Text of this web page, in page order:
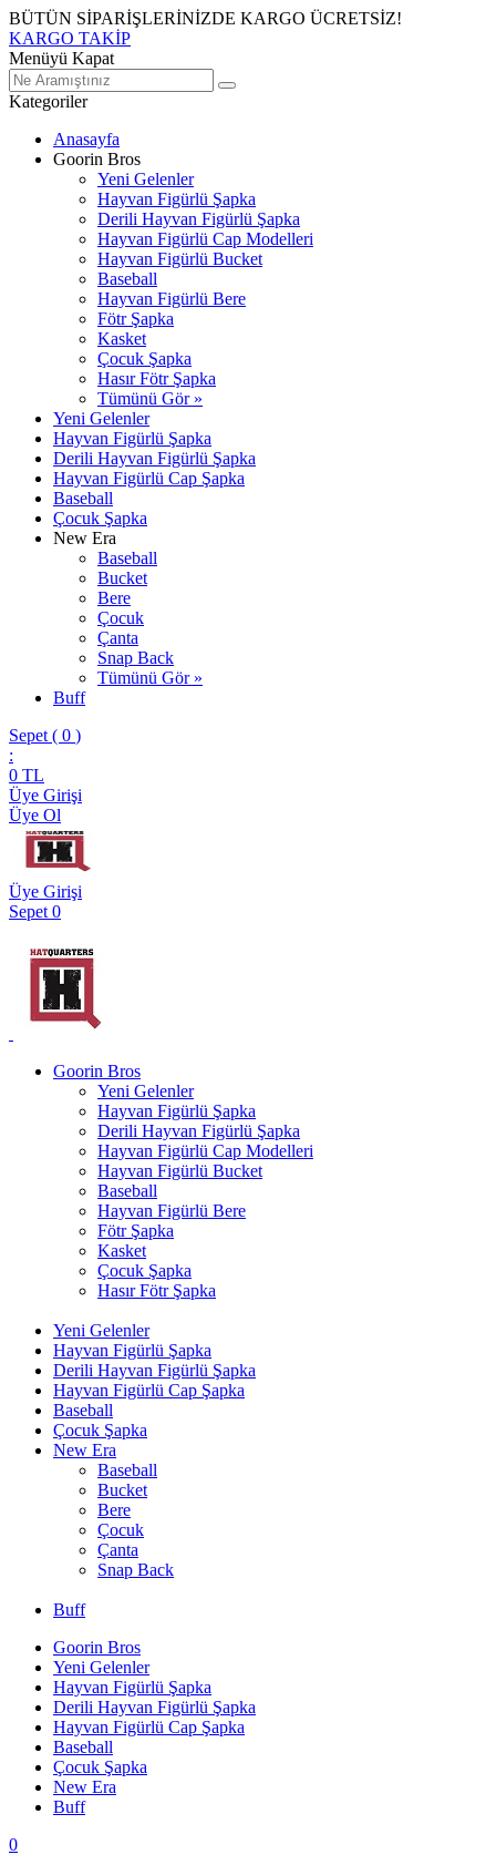
BÜTÜN SİPARİŞLERİNİZDE KARGO ÜCRETSİZ!
KARGO TAKİP
Menüyü Kapat
Kategoriler
Anasayfa
Goorin Bros
Yeni Gelenler
Hayvan Figürlü Şapka
Derili Hayvan Figürlü Şapka
Hayvan Figürlü Cap Modelleri
Hayvan Figürlü Bucket
Baseball
Hayvan Figürlü Bere
Fötr Şapka
Kasket
Çocuk Şapka
Hasır Fötr Şapka
Tümünü Gör »
Yeni Gelenler
Hayvan Figürlü Şapka
Derili Hayvan Figürlü Şapka
Hayvan Figürlü Cap Şapka
Baseball
Çocuk Şapka
New Era
Baseball
Bucket
Bere
Çocuk
Çanta
Snap Back
Tümünü Gör »
Buff
Sepet ( 0 )
:
0 TL
Üye Girişi
Üye Ol
Üye Girişi
Sepet 0
Goorin Bros
Yeni Gelenler
Hayvan Figürlü Şapka
Derili Hayvan Figürlü Şapka
Hayvan Figürlü Cap Modelleri
Hayvan Figürlü Bucket
Baseball
Hayvan Figürlü Bere
Fötr Şapka
Kasket
Çocuk Şapka
Hasır Fötr Şapka
Yeni Gelenler
Hayvan Figürlü Şapka
Derili Hayvan Figürlü Şapka
Hayvan Figürlü Cap Şapka
Baseball
Çocuk Şapka
New Era
Baseball
Bucket
Bere
Çocuk
Çanta
Snap Back
Buff
Goorin Bros
Yeni Gelenler
Hayvan Figürlü Şapka
Derili Hayvan Figürlü Şapka
Hayvan Figürlü Cap Şapka
Baseball
Çocuk Şapka
New Era
Buff
0